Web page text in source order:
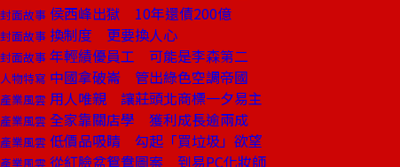
封面故事 侯西峰出獄 10年還債200億
封面故事 換制度 更要換人心
封面故事 年輕績優員工 可能是李森第二
人物特寫 中國拿破崙 管出綠色空調帝國
產業風雲 用人唯親 讓莊頭北商標一夕易主
產業風雲 全家靠關店學 獲利成長逾兩成
產業風雲 低價品吸睛 勾起「買垃圾」欲望
產業風雲 從紅臉盆鴛鴦圖案 到易PC化妝師